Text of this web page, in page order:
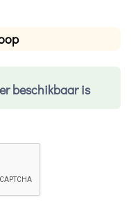
beschikbaar is